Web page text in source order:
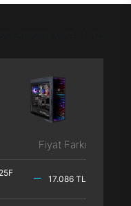
Fiyat Farkı
17.086 TL